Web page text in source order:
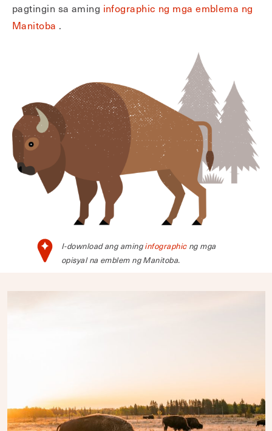
pagtingin sa aming infographic ng mga emblema ng
Manitoba .
I-download ang aminginfographicng mga
opisyal na emblem ng Manitoba.